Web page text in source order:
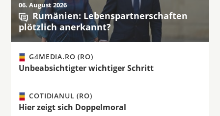
06. August 2026
Rumänien: Lebenspartnerschaften
plötzlich anerkannt?
G4MEDIA.RO (RO)
Unbeabsichtigter wichtiger Schritt
COTIDIANUL (RO)
Hier zeigt sich Doppelmoral